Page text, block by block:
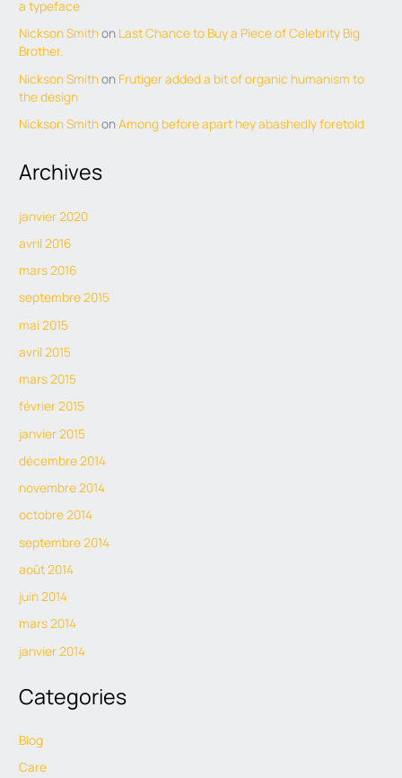
a typeface
Nickson Smithon Last Chance to Buy a Piece of Celebrity Big
Brother.
Nickson Smithon Frutiger added a bit of organic humanism to
the design
Nickson SmithonAmong before apart hey abashedly foretold
Archives
janvier 2020
avril 2016
mars 2016
septembre 2015
mai 2015
avril 2015
mars 2015
février 2015
janvier 2015
décembre 2014
novembre 2014
octobre 2014
septembre 2014
août 2014
juin 2014
mars 2014
janvier 2014
Categories
Blog
Care